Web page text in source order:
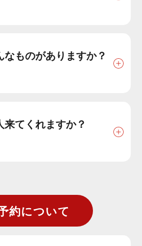
なものがありますか？
来てくれますか？
約について